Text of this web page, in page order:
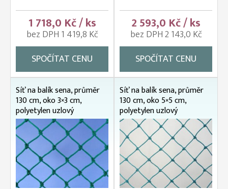
1 718,0 Kč / ks
bez DPH 1 419,8 Kč
SPOČÍTAT CENU
2 593,0 Kč / ks
bez DPH 2 143,0 Kč
SPOČÍTAT CENU
Síť na balík sena, průměr
130 cm, oko 3×3 cm,
polyetylen uzlový
Síť na balík sena, průměr
130 cm, oko 5×5 cm,
polyetylen uzlový